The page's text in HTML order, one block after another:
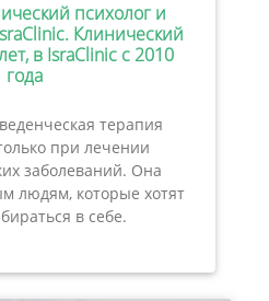
психолог и
Клинический
в IsraClinic с 2010
года
терапия
при лечении
заболеваний. Она
людям, которые хотят
в себе.